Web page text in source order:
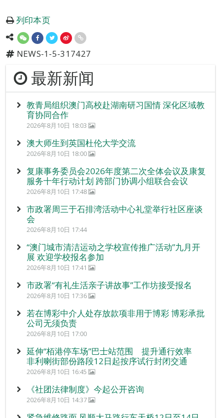
列印本页
NEWS-1-5-317427
最新新闻
教青局组织澳门高校赴湖南研习国情 深化区域教
育协同合作
2026年8月10日 18:03
澳大师生到英国杜伦大学交流
2026年8月10日 18:00
复康事务委员会2026年度第二次全体会议及康复
服务十年行动计划 跨部门协调小组联合会议
2026年8月10日 17:48
市政署周三于石排湾活动中心礼堂举行社区座谈
会
2026年8月10日 17:44
“澳门城市清洁运动之学校宣传推广活动”九月开
展 欢迎学校报名参加
2026年8月10日 17:41
市政署“有礼生活亲子讲故事”工作坊接受报名
2026年8月10日 17:36
若在博彩中介人处存放款项非用于博彩 博彩承批
公司无须负责
2026年8月10日 17:00
延伸“栢港停车场”巴士站范围 提升通行效率
非利喇街部份路段12日起按序试行封闭交通
2026年8月10日 16:45
《社团法律制度》今起公开咨询
2026年8月10日 14:37